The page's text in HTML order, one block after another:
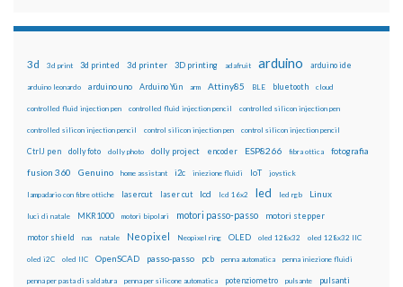
3d 3d print 3d printed 3d printer 3D printing adafruit arduino arduino ide
arduino leonardo arduino uno Arduino Yún arm Attiny85 BLE bluetooth cloud
controlled fluid injection pen controlled fluid injection pencil controlled silicon injection pen
controlled silicon injection pencil control silicon injection pen control silicon injection pencil
CtrlJ pen dolly foto dolly photo dolly project encoder ESP8266 fibra ottica fotografia
fusion 360 Genuino home assistant i2c iniezione fluidi IoT joystick
lampadario con fibre ottiche lasercut laser cut lcd lcd 16x2 led led rgb Linux
luci di natale MKR1000 motori bipolari motori passo-passo motori stepper
motor shield nas natale Neopixel Neopixel ring OLED oled 128x32 oled 128x32 IIC
oled i2C oled IIC OpenSCAD passo-passo pcb penna automatica penna iniezione fluidi
penna per pasta di saldatura penna per silicone automatica potenziometro pulsante pulsanti